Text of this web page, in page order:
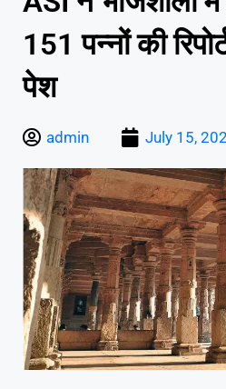
151 पन्नों की
पेश
admin July 15,